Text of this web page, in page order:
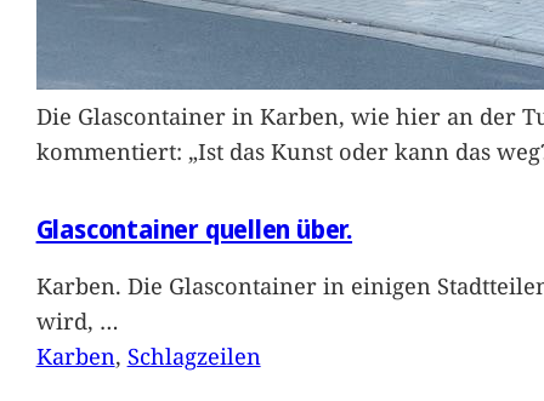
Die Glascontainer in Karben, wie hier an der
kommentiert: „Ist das Kunst oder kann das
Glascontainer quellen über.
Karben. Die Glascontainer in einigen
wird, …
Karben, Schlagzeilen